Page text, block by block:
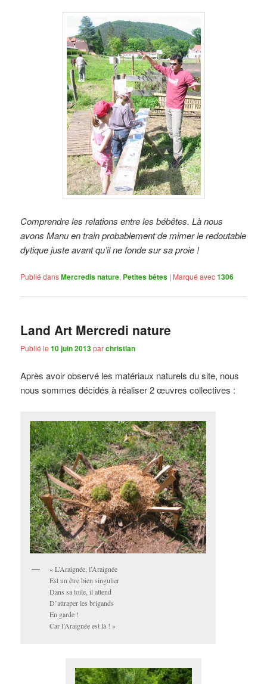
Comprendre les relations entre les bébêtes. Là nous
avons Manu en train probablement de mimer le redoutable
dytique juste avant qu’il ne fonde sur sa proie !
Publié dansMercredis nature, Petites bêtes | Marqué avec1306
Land Art Mercredi nature
Publié le10 juin 2013parchristian
Après avoir observé les matériaux naturels du site, nous
nous sommes décidés à réaliser 2 œuvres collectives :
« L’Araignée, l’Araignée
Est un être bien singulier
Dans sa toile, il attend
D’attraper les brigands
En garde !
Car l’Araignée est là ! »